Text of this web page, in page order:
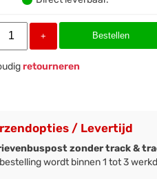
+ Bestellen
retourneren
/ Levertijd
zonder track &
wordt binnen 1 tot 3